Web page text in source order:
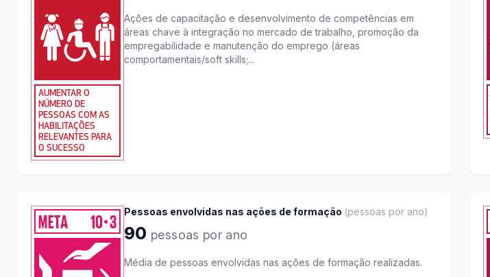
AUMENTAR O
NÚMERO DE
PESSOAS COM AS
HABILITAÇÕES
RELEVANTES PARA
O SUCESSO
Ações de capacitação e desenvolvimento de competências em
áreas chave à integração no mercado de trabalho, promoção da
empregabilidade e manutenção do emprego (áreas
comportamentais/soft skills;...
META 10●3
Pessoas envolvidas nas ações de formação (pessoas por ano)
90 pessoas por ano
Média de pessoas envolvidas nas ações de formação realizadas.